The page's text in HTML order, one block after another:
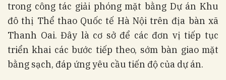
trong công tác giải phóng mặt bằng Dự án Khu
đô thị Thể thao Quốc tế Hà Nội trên địa bàn xã
Thanh Oai. Đây là cơ sở để các đơn vị tiếp tục
triển khai các bước tiếp theo, sớm bàn giao mặt
bằng sạch, đáp ứng yêu cầu tiến độ của dự án.